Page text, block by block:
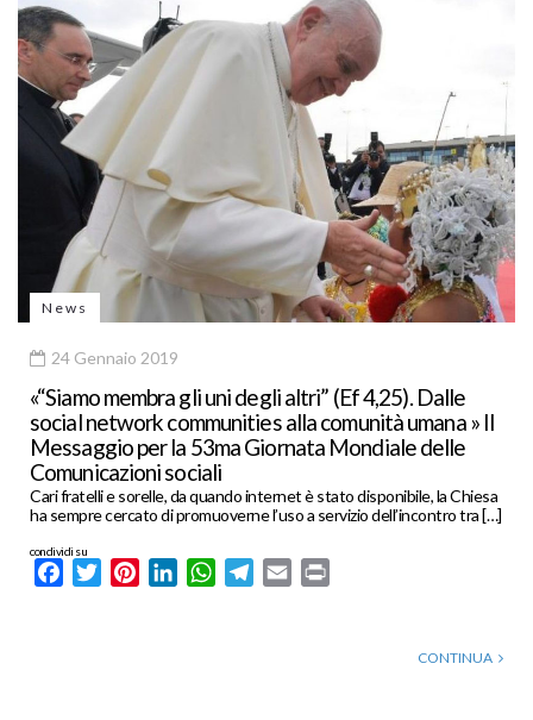
News
24 Gennaio 2019
«“Siamo membra gli uni degli altri” (Ef 4,25). Dalle
social network communities alla comunità umana » Il
Messaggio per la 53ma Giornata Mondiale delle
Comunicazioni sociali
Cari fratelli e sorelle, da quando internet è stato disponibile, la Chiesa
ha sempre cercato di promuoverne l’uso a servizio dell’incontro tra […]
condividi su
FacebookTwitterPinterestLinkedInWhatsApp
Telegram
Email
CONTINUA